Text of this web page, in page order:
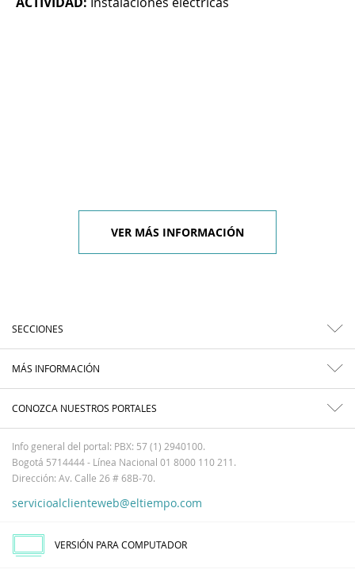
VER MÁS INFORMACIÓN
SECCIONES
MÁS INFORMACIÓN
CONOZCA NUESTROS PORTALES
Info general del portal: PBX: 57 (1) 2940100.
Bogotá 5714444 - Línea Nacional 01 8000 110 211.
Dirección: Av. Calle 26 # 68B-70.
servicioalclienteweb@eltiempo.com
VERSIÓN PARA COMPUTADOR